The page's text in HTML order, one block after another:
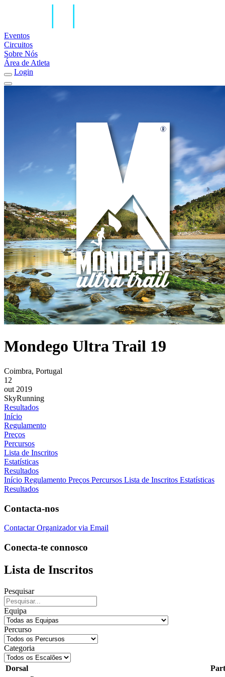
Eventos
Circuitos
Sobre Nós
Área de Atleta
Login
Mondego Ultra Trail 19
Coimbra, Portugal
12
out 2019
SkyRunning
Resultados
Início
Regulamento
Preços
Percursos
Lista de Inscritos
Estatísticas
Resultados
Início Regulamento Preços Percursos Lista de Inscritos Estatísticas
Resultados
Contacta-nos
Contactar Organizador via Email
Conecta-te connosco
Lista de Inscritos
Pesquisar
Equipa
Percurso
Categoria
Dorsal